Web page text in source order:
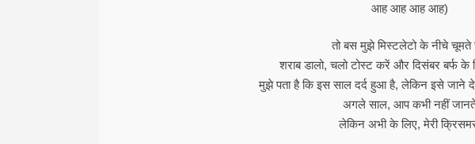
आह आह आह आह)
तो बस मुझे मिस्टलेटो के नीचे चूमते
शराब डालो, चलो टोस्ट करें और दिसंबर बर्फ के
मुझे पता है कि इस साल दर्द हुआ है, लेकिन इसे जाने
अगले साल, आप कभी नहीं
लेकिन अभी के लिए, मेरी